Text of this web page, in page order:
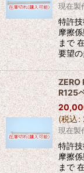
現在製
特許
摩擦
まで
要望
R125
(税込:
現在製
特許
摩擦
まで